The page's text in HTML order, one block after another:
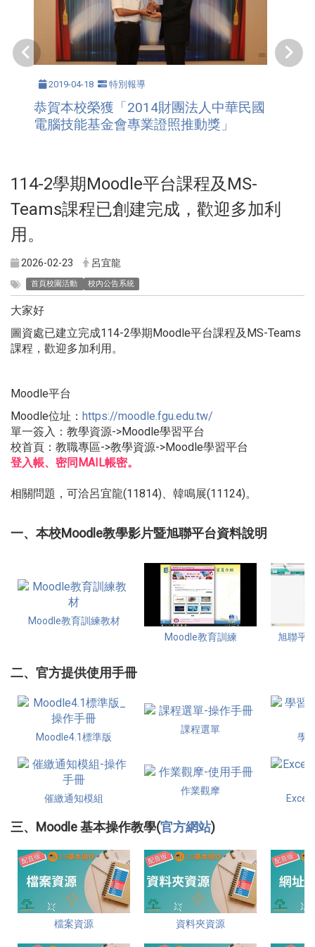
2019-04-18 特別報導
恭賀本校榮獲「2014財團法人中華民國
電腦技能基金會專業證照推動獎」
114-2學期Moodle平台課程及MS-
Teams課程已創建完成，歡迎多加利
用。
2026-02-23 呂宜龍
首頁校園活動 校內公告系統
大家好
圖資處已建立完成114-2學期Moodle平台課程及MS-Teams
課程，歡迎多加利用。
Moodle平台
Moodle位址： https://moodle.fgu.edu.tw/
單一簽入：教學資源->Moodle學習平台
校首頁：教職專區->教學資源->Moodle學習平台
登入帳、密同MAIL帳密。
相關問題，可洽呂宜龍(11814)、韓鳴展(11124)。
一、本校Moodle教學影片暨旭聯平台資料說明
Moodle教育訓練教材
Moodle教育訓練
旭聯平
二、官方提供使用手冊
Moodle4.1標準版
課程選單
學
催繳通知模組
作業觀摩
Excel
三、Moodle 基本操作教學(官方網站)
檔案資源 資料夾資源